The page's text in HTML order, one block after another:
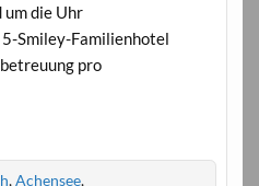
um die Uhr
Smiley-Familienhotel
pro
,Achensee,